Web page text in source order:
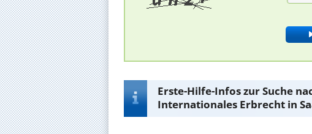
Erste-Hilfe-Infos zur Suche
Internationales Erbrecht in